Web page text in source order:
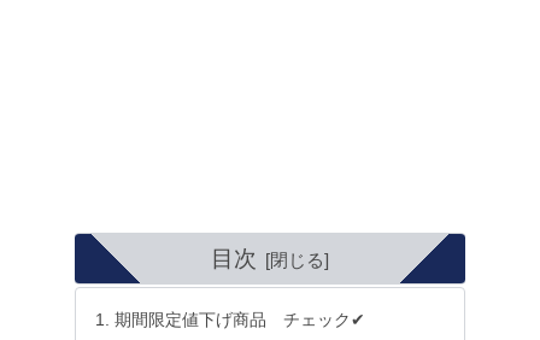
目次
期間限定値下げ商品 チェック✔